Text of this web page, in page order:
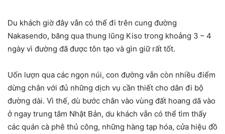
Du khách giờ đây vẫn có thể đi trên cung đường
Nakasendo, băng qua thung lũng Kiso trong khoảng 3 – 4
ngày vì đường đã được tôn tạo và gìn giữ rất tốt.
Uốn lượn qua các ngọn núi, con đường vẫn còn nhiều điểm
dừng chân với đủ những dịch vụ cần thiết cho dân đi bộ
đường dài. Vì thế, dù bước chân vào vùng đất hoang dã vào
ở ngay trung tâm Nhật Bản, du khách vẫn có thể tìm thấy
các quán cà phê thủ công, những hàng tạp hóa, cửa hiệu đồ